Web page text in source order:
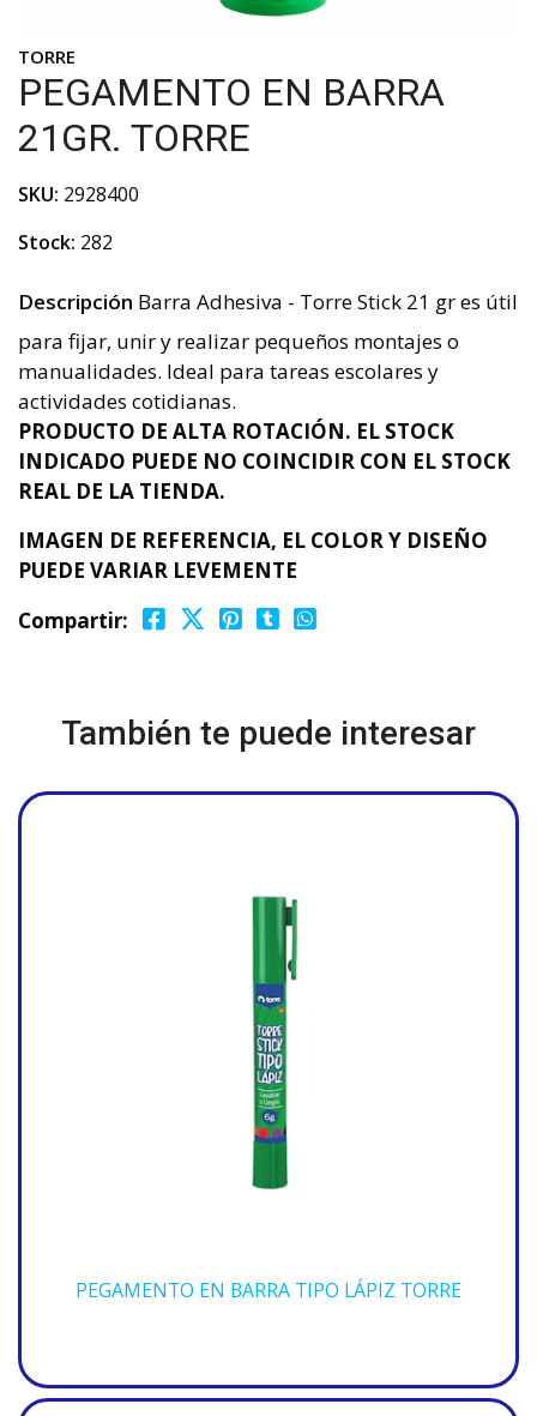
TORRE
PEGAMENTO EN BARRA
21GR. TORRE
SKU: 2928400
Stock: 282
Descripción Barra Adhesiva - Torre Stick 21 gr es útil
para fijar, unir y realizar pequeños montajes o
manualidades. Ideal para tareas escolares y
actividades cotidianas.
PRODUCTO DE ALTA ROTACIÓN. EL STOCK
INDICADO PUEDE NO COINCIDIR CON EL STOCK
REAL DE LA TIENDA.
IMAGEN DE REFERENCIA, EL COLOR Y DISEÑO
PUEDE VARIAR LEVEMENTE
Compartir:
También te puede interesar
PEGAMENTO EN BARRA TIPO LÁPIZ TORRE